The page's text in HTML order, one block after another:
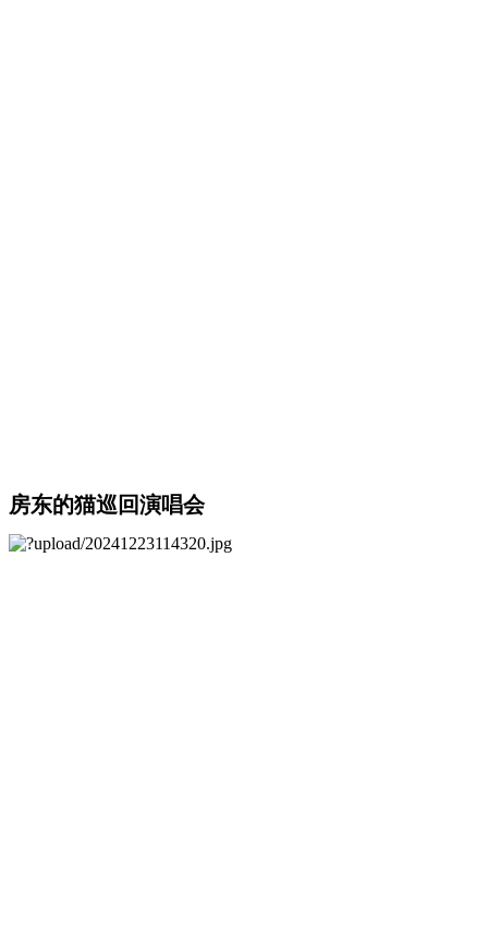
房东的猫巡回演唱会